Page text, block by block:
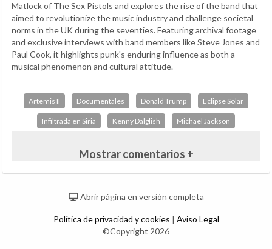
Matlock of The Sex Pistols and explores the rise of the band that
aimed to revolutionize the music industry and challenge societal
norms in the UK during the seventies. Featuring archival footage
and exclusive interviews with band members like Steve Jones and
Paul Cook, it highlights punk's enduring influence as both a
musical phenomenon and cultural attitude.
Artemis II Documentales Donald Trump Eclipse Solar
Infiltrada en Siria Kenny Dalglish Michael Jackson
Mostrar comentarios +
Abrir página en versión completa
Política de privacidad y cookies | Aviso Legal
©Copyright 2026